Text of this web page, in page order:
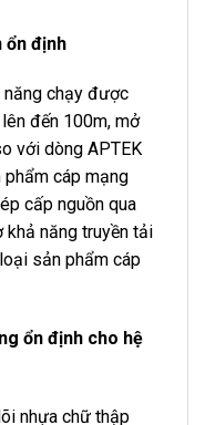
ổn định
năng chạy được
đến 100m, mở
với dòng APTEK
phẩm cáp mạng
cấp nguồn qua
khả năng truyền tải
sản phẩm cáp
ổn định cho hệ
nhựa chữ thập